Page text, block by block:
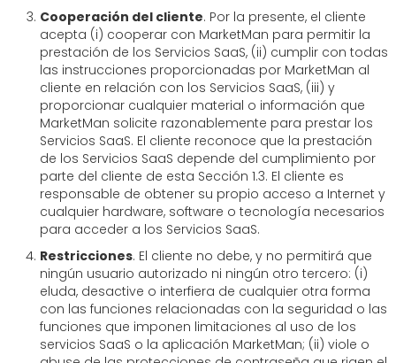
Cooperación del cliente. Por la presente, el cliente
acepta (i) cooperar con MarketMan para permitir la
prestación de los Servicios SaaS, (ii) cumplir con todas
las instrucciones proporcionadas por MarketMan al
cliente en relación con los Servicios SaaS, (iii) y
proporcionar cualquier material o información que
MarketMan solicite razonablemente para prestar los
Servicios SaaS. El cliente reconoce que la prestación
de los Servicios SaaS depende del cumplimiento por
parte del cliente de esta Sección 1.3. El cliente es
responsable de obtener su propio acceso a Internet y
cualquier hardware, software o tecnología necesarios
para acceder a los Servicios SaaS.
Restricciones. El cliente no debe, y no permitirá que
ningún usuario autorizado ni ningún otro tercero: (i)
eluda, desactive o interfiera de cualquier otra forma
con las funciones relacionadas con la seguridad o las
funciones que imponen limitaciones al uso de los
servicios SaaS o la aplicación MarketMan; (ii) viole o